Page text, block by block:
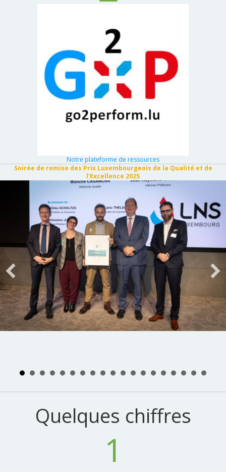
Notre plateforme de ressources
Soirée de remise des Prix Luxembourgeois de la Qualité et de
l'Excellence 2025
Quelques chiffres
1